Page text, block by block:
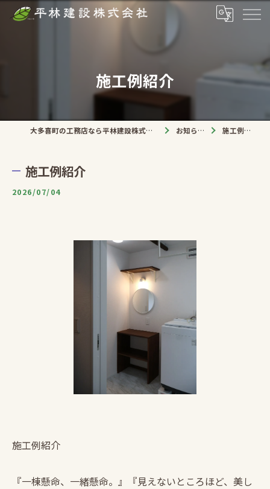
施工例紹介
大多喜町の工務店なら平林建設株式会社 お知らせ 施工例紹介
施工例紹介
2026/07/04
施工例紹介
『一棟懸命、一緒懸命。』『見えないところほど、美し